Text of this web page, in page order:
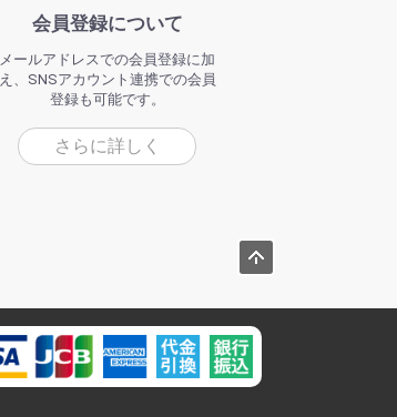
会員登録について
メールアドレスでの会員登録に加
え、SNSアカウント連携での会員
登録も可能です。
さらに詳しく